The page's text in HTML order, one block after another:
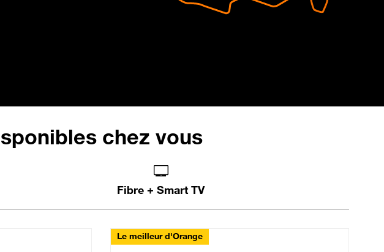
chez vous
Fibre + Smart TV
Le meilleur d'Orange